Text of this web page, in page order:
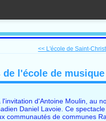
<< L'école de Saint-
l'école de
d'Antoine Moulin, au
Daniel Lavoie. Ce
communautés de communes